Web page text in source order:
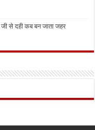
जी से दही कब बन जाता जहर